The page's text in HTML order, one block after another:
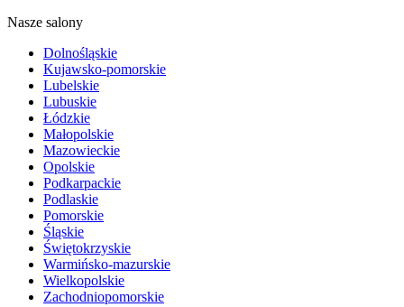
Nasze salony
Dolnośląskie
Kujawsko-pomorskie
Lubelskie
Lubuskie
Łódzkie
Małopolskie
Mazowieckie
Opolskie
Podkarpackie
Podlaskie
Pomorskie
Śląskie
Świętokrzyskie
Warmińsko-mazurskie
Wielkopolskie
Zachodniopomorskie